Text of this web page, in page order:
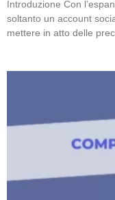
Introduzione Con
soltanto un account
mettere in atto delle